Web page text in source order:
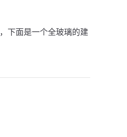
下面是一个全玻璃的建